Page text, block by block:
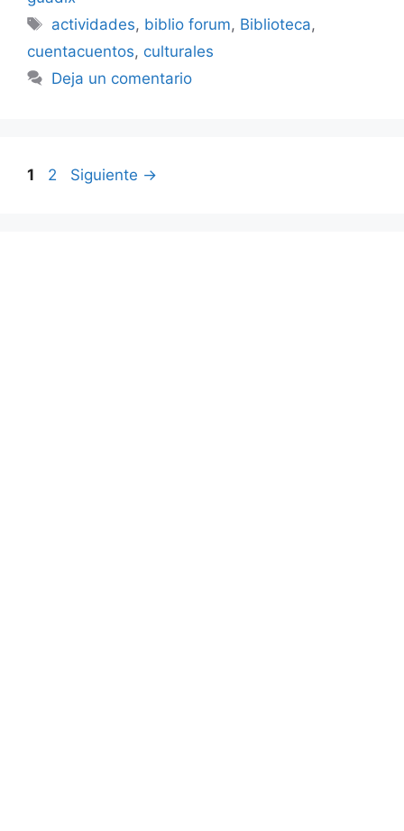
Etiquetas
actividades, biblio forum, Biblioteca,
cuentacuentos, culturales
Deja un comentario
Página
1 Página
2 Siguiente →